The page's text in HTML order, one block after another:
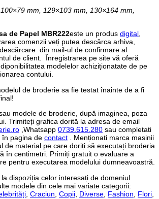
100×79 mm, 129×103 mm, 130×164 mm,
de Papel MBR222este un produs digital,
comenzii veți putea descărca arhiva,
din mail-ul de confirmare al
de client. Înregistrarea pe site vă oferă
modelelor achiziționatate de pe
contului.
de broderie sa fie testat înainte de a fi
modele de broderie, după imaginea, poza
Trimiteți grafica dorită la adresa de email
,Whatsapp 0739.615.280 sau completati
în pagina de contact . Menționati marca masinii
de material pe care doriți să executați broderia
în centimetri. Primiți gratuit o evaluare a
pentru executarea modelului dumneavoastră.
dispoziția celor interesați de domeniul
modele din cele mai variate categorii:
Craciun Copii Diverse Fashion Flori